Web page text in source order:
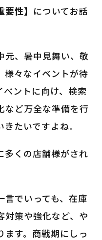
性】 についてお話
元、暑中見舞い、敬
様々なイベントが待
ベントに向け、検索
など万全な準備を行
たいですよね。
多くの店舗様がされ
言でいっても、在庫
対策や強化など、や
ます。商戦期にしっ